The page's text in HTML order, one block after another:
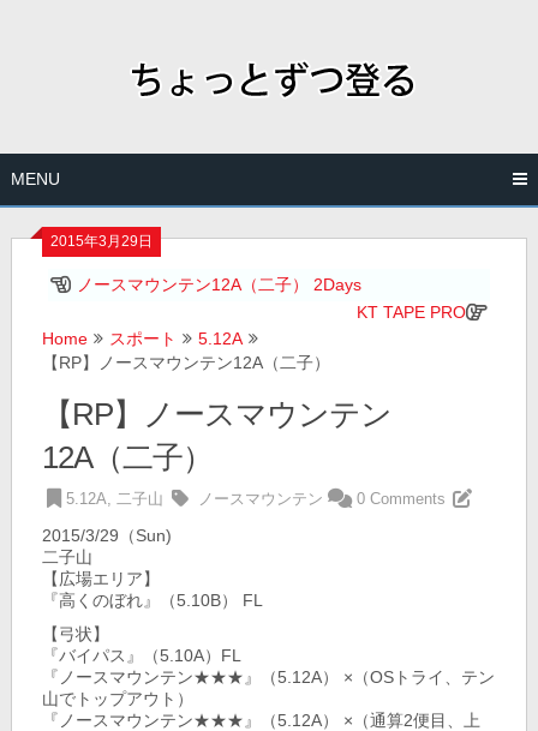
MENU
2015年3月29日
ノースマウンテン12A（二子） 2Days
KT TAPE PRO
Home
スポート
5.12A
【RP】ノースマウンテン12A（二子）
【RP】ノースマウンテン
12A（二子）
5.12A,二子山 ノースマウンテン 0 Comments
2015/3/29（Sun)
二子山
【広場エリア】
『高くのぼれ』（5.10B） FL
【弓状】
『バイパス』（5.10A）FL
『ノースマウンテン★★★』（5.12A） ×（OSトライ、テン
山でトップアウト）
『ノースマウンテン★★★』（5.12A） ×（通算2便目、上